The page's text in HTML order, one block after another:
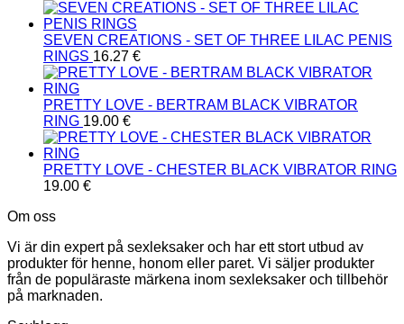
SEVEN CREATIONS - SET OF THREE LILAC PENIS
RINGS 16.27 €
PRETTY LOVE - BERTRAM BLACK VIBRATOR
RING 19.00 €
PRETTY LOVE - CHESTER BLACK VIBRATOR RING
19.00 €
Om oss
Vi är din expert på sexleksaker och har ett stort utbud av
produkter för henne, honom eller paret. Vi säljer produkter
från de populäraste märkena inom sexleksaker och tillbehör
på marknaden.